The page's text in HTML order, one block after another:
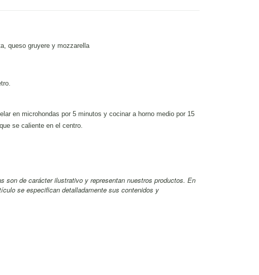
queso gruyere y mozzarella
en microhondas por 5 minutos y cocinar a horno medio por 15
se caliente en el centro.
son de carácter ilustrativo y representan nuestros productos. En
se especifican detalladamente sus contenidos y